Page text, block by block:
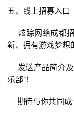
7
3
日
五、线上招募入口
炫踪网络成都
新、拥有游戏梦想
发送产品简介
乐部”！
期待与你共同成